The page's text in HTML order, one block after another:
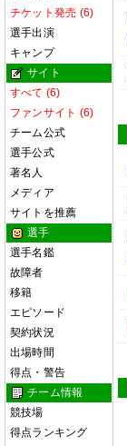
チケット発売 (6)
選手出演
キャンプ
サイト
すべて (6)
ファンサイト (6)
チーム公式
選手公式
著名人
メディア
サイトを推薦
選手
選手名鑑
故障者
移籍
エピソード
契約状況
出場時間
得点・警告
チーム情報
競技場
得点ランキング